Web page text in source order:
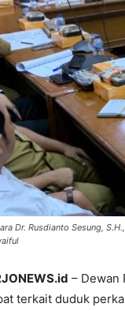
Dr. Rusdianto Sesung,
– Dewan
terkait duduk